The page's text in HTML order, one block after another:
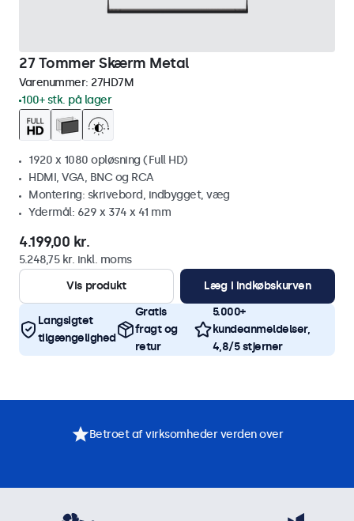
27 Tommer Skærm Metal
Varenummer: 27HD7M
100+ stk. på lager
1920 x 1080 opløsning (Full HD)
HDMI, VGA, BNC og RCA
Montering: skrivebord, indbygget, væg
Ydermål: 629 x 374 x 41 mm
4.199,00 kr.
5.248,75 kr. inkl. moms
Vis produkt
Læg i indkøbskurven
Langsigtet
tilgængelighed
Gratis
fragt og
retur
5.000+
kundeanmeldelser,
4,8/5 stjerner
Betroet af virksomheder verden over